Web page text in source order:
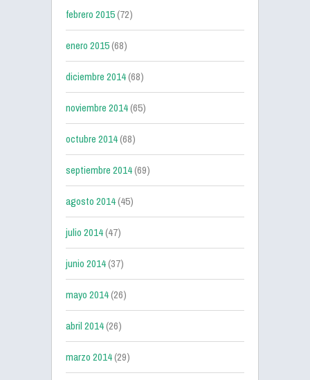
febrero 2015(72)
enero 2015(68)
diciembre 2014(68)
noviembre 2014(65)
octubre 2014(68)
septiembre 2014(69)
agosto 2014(45)
julio 2014(47)
junio 2014(37)
mayo 2014(26)
abril 2014(26)
marzo 2014(29)